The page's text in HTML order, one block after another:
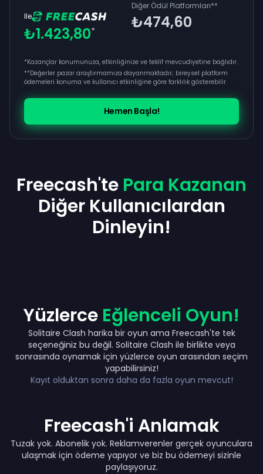
Ile
₺1.423,80*
Diğer Ödül Platformları**
₺474,60
*Kazançlar konumunuza, etkinliğinize ve teklif mevcudiyetine bağlıdır.
**Değerler pazar araştırmamıza dayanmaktadır; bireysel platform
ödemeleri konuma ve kullanıcı etkinliğine göre farklılık gösterebilir
Hemen Başla!
Freecash'te Para Kazanan
Diğer Kullanıcılardan
Dinleyin!
Yüzlerce Eğlenceli Oyun!
Solitaire Clash harika bir oyun ama Freecash'te tek
seçeneğiniz bu değil. Solitaire Clash ile birlikte veya
sonrasında oynamak için yüzlerce oyun arasından seçim
yapabilirsiniz!
Kayıt olduktan sonra daha da fazla oyun mevcut!
Freecash'i Anlamak
Tuzak yok. Abonelik yok. Reklamverenler gerçek oyunculara
ulaşmak için ödeme yapıyor ve biz bu ödemeyi sizinle
paylaşıyoruz.